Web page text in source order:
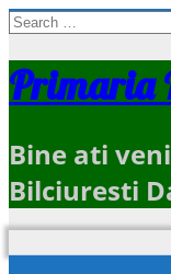
Search
Primaria
Bine ati
Bilciuresti